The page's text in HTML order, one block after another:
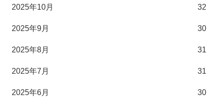
2025年10月 32
2025年9月 30
2025年8月 31
2025年7月 31
2025年6月 30